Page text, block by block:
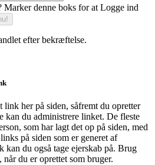
Marker denne boks for at Logge ind
efter bekræftelse.
her på siden, såfremt du opretter
kan du administrere linket. De fleste
som har lagt det op på siden, med
på siden som er generet af
kan du også tage ejerskab på. Brug
du er oprettet som bruger.